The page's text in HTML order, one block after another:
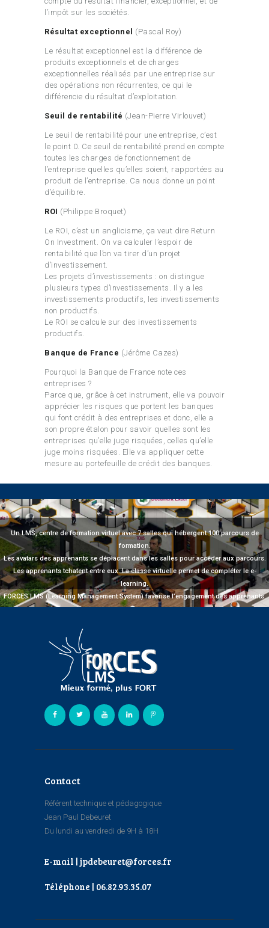
l’impôt sur les sociétés.
Résultat exceptionnel (Pascal Roy)
Le résultat exceptionnel est la différence de
produits exceptionnels et de charges
exceptionnelles réalisés par une entreprise sur
des opérations non récurrentes, ce qui le
différencie du résultat d’exploitation.
Seuil de rentabilité (Jean-Pierre Virlouvet)
Le seuil de rentabilité pour une entreprise, c’est
le point 0. Ce seuil de rentabilité prend en compte
toutes les charges de fonctionnement de
l’entreprise quelles qu’elles soient, rapportées au
produit de l’entreprise. Ca nous donne un point
d’équilibre.
ROI (Philippe Broquet)
Le ROI, c’est un anglicisme, ça veut dire Return
On Investment. On va calculer l’espoir de
rentabilité que l’on va tirer d’un projet
d’investissement.
Les projets d’investissements : on distingue
plusieurs types d’investissements. Il y a les
investissements productifs, les investissements
non productifs.
Le ROI se calcule sur des investissements
productifs.
Banque de France (Jérôme Cazes)
Pourquoi la Banque de France note ces
entreprises ?
Parce que, grâce à cet instrument, elle va pouvoir
apprécier les risques que portent les banques
qui font crédit à des entreprises et donc, elle a
son propre étalon pour savoir quelles sont les
entreprises qu’elle juge risquées, celles qu’elle
juge moins risquées. Elle va appliquer cette
mesure au portefeuille de crédit des banques.
Un LMS, centre de formation virtuel avec 7 salles qui hébergent 100 parcours de
formation.
Les avatars des apprenants se déplacent dans les salles pour accéder aux parcours.
Les apprenants tchatent entre eux. La classe virtuelle permet de compléter le e-
learning.
FORCES LMS (Learning Management System) favorise l’engagement des apprenants.
Contact
Référent technique et pédagogique
Jean Paul Debeuret
Du lundi au vendredi de 9H à 18H
E-mail | jpdebeuret@forces.fr
Téléphone | 06.82.93.35.07